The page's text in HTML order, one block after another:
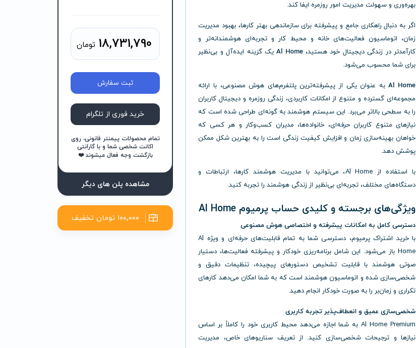
بهره‌وری و سهولت مدیریت امور روزمره ایفا کند.
اگر به دنبال راهکاری جامع و پیشرفته برای سازماندهی بهتر کارها، بهبود مدیریت
زمان، اتوماسیون فعالیت‌های خانه و محیط کار و تجربه‌ای هوشمندانه‌تر و
کارآمدتر در زندگی دیجیتال خود هستید،Al Homeیک گزینه ایده‌آل و بی‌نظیر
برای شما محسوب می‌شود.
Al Homeبه عنوان یکی از پیشرفته‌ترین پلتفرم‌های هوش مصنوعی، با ارائه
مجموعه‌ای گسترده و متنوع از امکانات کاربردی، زندگی روزمره و دیجیتال کاربران
را به سطحی بالاتر می‌برد. این سیستم هوشمند به گونه‌ای طراحی شده است که
نیازهای متنوع کاربران حرفه‌ای، خانواده‌ها، مدیران کسب‌وکار و هر کسی که
خواهان بهینه‌سازی زمان و افزایش کیفیت زندگی است را به بهترین شکل ممکن
پوشش دهد.
با استفاده از Al Home، می‌توانید با مدیریت هوشمند کارها، ارتباطات و
دستگاه‌های مختلف، تجربه‌ای بی‌نظیر از زندگی هوشمند را تجربه کنید.
ویژگی‌های برجسته و کلیدی حساب پرمیوم Al Home
دسترسی کامل به امکانات پیشرفته و اختصاصی هوش مصنوعی
با خرید اشتراک پرمیوم، دسترسی شما به تمام قابلیت‌های حرفه‌ای و ویژه Al
Home باز می‌شود. این شامل برنامه‌ریزی خودکار و پیشرفته فعالیت‌ها، دستیار
صوتی هوشمند با قابلیت تشخیص دستورهای پیچیده، تنظیمات دقیق و
شخصی‌سازی شده و اتوماسیون هوشمند است که به شما امکان می‌دهد کارهای
تکراری و زمان‌بر را به صورت خودکار انجام دهید.
شخصی‌سازی عمیق و انعطاف‌پذیر تجربه کاربری
Al Home Premium به شما اجازه می‌دهد محیط کاربری خود را کاملاً بر اساس
نیازها و ترجیحات شخصی‌سازی کنید. از تعریف سناریوهای خاص، مدیریت
18,731,790 تومان
ثبت سفارش
خرید فوری از تلگرام
تمام محصولات پیمنتر قانونی، روی
اکانت شخصی شما و با گارانتی
بازگشت وجه فعال میشوند ❤️
مشاهده پلن های دیگر
۱۰۰٬۰۰۰ تومان تخفیف